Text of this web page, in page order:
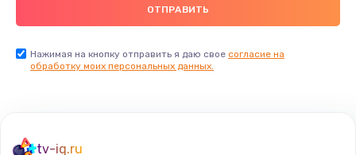
Не видит флешку
400 руб.
Заказать
Нажимая на кнопку отправить я даю свое согласие на
обработку моих персональных данных.
tv-iq.ru